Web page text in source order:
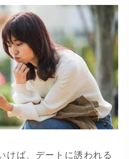
けば、デートに誘われる